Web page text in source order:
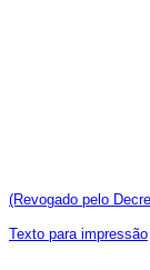
(Revogado pelo
Texto para impressão